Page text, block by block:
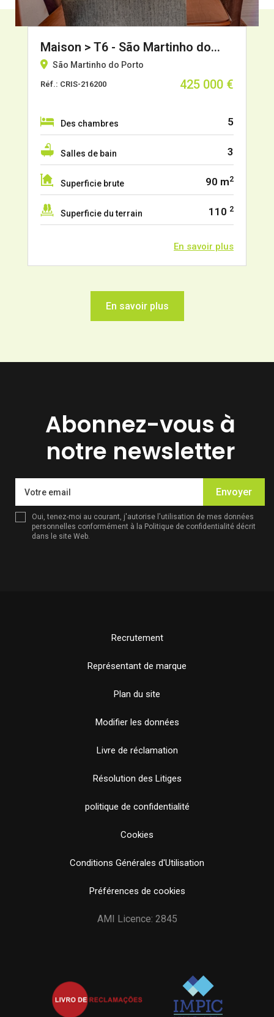
Maison > T6 - São Martinho do…
São Martinho do Porto
425 000 €
Réf.: CRIS-216200
Des chambres 5
Salles de bain 3
Superficie brute 90 m2
Superficie du terrain 110 2
En savoir plus
En savoir plus
Abonnez-vous à
notre newsletter
Envoyer
Oui, tenez-moi au courant, j'autorise l'utilisation de mes données
personnelles conformément à la Politique de confidentialité décrit
dans le site Web.
Recrutement
Représentant de marque
Plan du site
Modifier les données
Livre de réclamation
Résolution des Litiges
politique de confidentialité
Cookies
Conditions Générales d'Utilisation
Préférences de cookies
AMI Licence: 2845